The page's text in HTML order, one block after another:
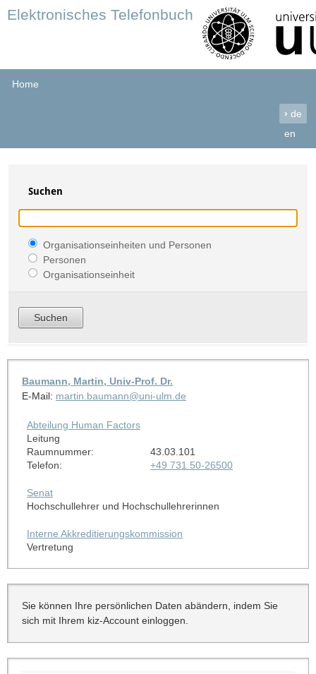
Elektronisches Telefonbuch
Home
› de
en
Suchen
Organisationseinheiten und Personen
Personen
Organisationseinheit
Baumann, Martin, Univ-Prof. Dr.
E-Mail: martin.baumann@uni-ulm.de
Abteilung Human Factors
Leitung
Raumnummer:
43.03.101
Telefon:
+49 731 50-26500
Senat
Hochschullehrer und Hochschullehrerinnen
Interne Akkreditierungskommission
Vertretung
Sie können Ihre persönlichen Daten abändern, indem Sie
sich mit Ihrem kiz-Account einloggen.